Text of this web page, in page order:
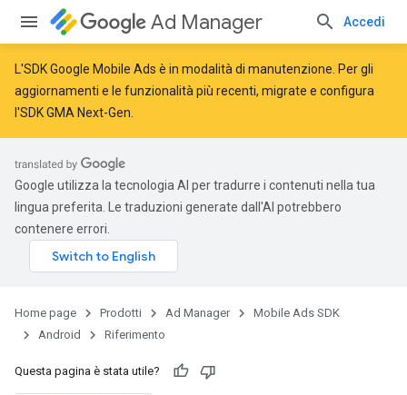
Ad Manager Accedi
L'SDK Google Mobile Ads è in modalità di manutenzione. Per gli
aggiornamenti e le funzionalità più recenti, migrate e configura
l'SDK GMA Next-Gen
Google utilizza la tecnologia AI per tradurre i contenuti nella tua
lingua preferita. Le traduzioni generate dall'AI potrebbero
contenere errori.
Home page Prodotti Ad Manager
Mobile Ads SDK
Android
Riferimento
Questa pagina è stata utile?